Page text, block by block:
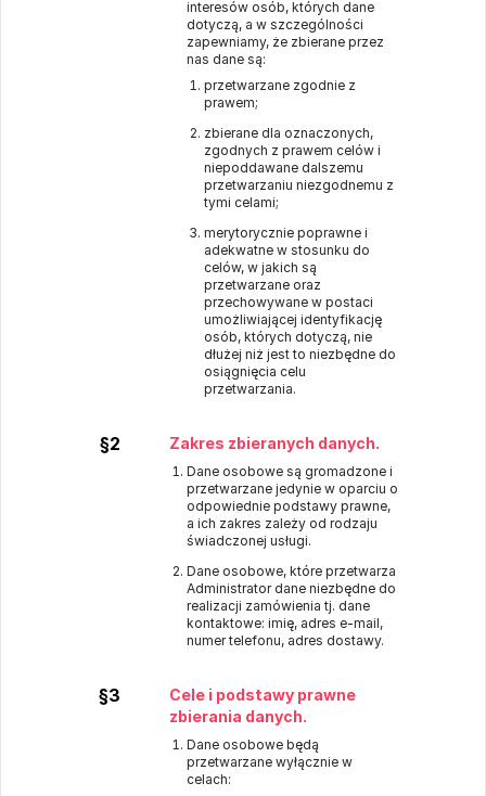
interesów osób, których dane
dotyczą, a w szczególności
zapewniamy, że zbierane przez
nas dane są:
przetwarzane zgodnie z
prawem;
zbierane dla oznaczonych,
zgodnych z prawem celów i
niepoddawane dalszemu
przetwarzaniu niezgodnemu z
tymi celami;
merytorycznie poprawne i
adekwatne w stosunku do
celów, w jakich są
przetwarzane oraz
przechowywane w postaci
umożliwiającej identyfikację
osób, których dotyczą, nie
dłużej niż jest to niezbędne do
osiągnięcia celu
przetwarzania.
§2 Zakres zbieranych danych.
Dane osobowe są gromadzone i
przetwarzane jedynie w oparciu o
odpowiednie podstawy prawne,
a ich zakres zależy od rodzaju
świadczonej usługi.
Dane osobowe, które przetwarza
Administrator dane niezbędne do
realizacji zamówienia tj. dane
kontaktowe: imię, adres e-mail,
numer telefonu, adres dostawy.
§3
Cele i podstawy prawne
zbierania danych.
Dane osobowe będą
przetwarzane wyłącznie w
celach: